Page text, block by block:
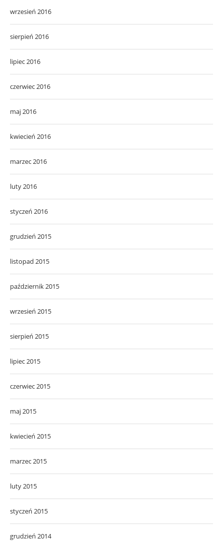
wrzesień 2016
sierpień 2016
lipiec 2016
czerwiec 2016
maj 2016
kwiecień 2016
marzec 2016
luty 2016
styczeń 2016
grudzień 2015
listopad 2015
październik 2015
wrzesień 2015
sierpień 2015
lipiec 2015
czerwiec 2015
maj 2015
kwiecień 2015
marzec 2015
luty 2015
styczeń 2015
grudzień 2014